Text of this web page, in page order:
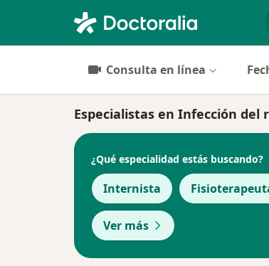
Consulta en línea
Especialistas en Infección del
¿Qué especialidad estás buscando?
Internista
Ver más